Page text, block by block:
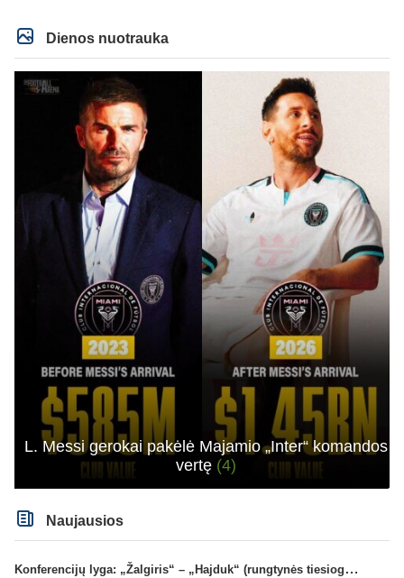
Dienos nuotrauka
L. Messi gerokai pakėlė Majamio „Inter“ komandos
vertę (4)
Naujausios
Konferencijų lyga: „Žalgiris“ – „Hajduk“ (rungtynės tiesiogiai)